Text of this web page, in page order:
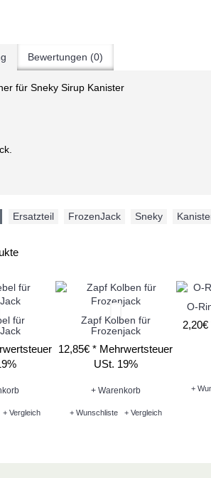
Bewertungen (0)
für Sneky Sirup Kanister
Ersatzteil FrozenJack Sneky
für
+ Vergleich
Zapf Kolben für
Frozenjack
12,85€ * Mehrwertsteuer
USt. 19%
+ Warenkorb
+ Wunschliste + Vergleich
O-
2,20€
+